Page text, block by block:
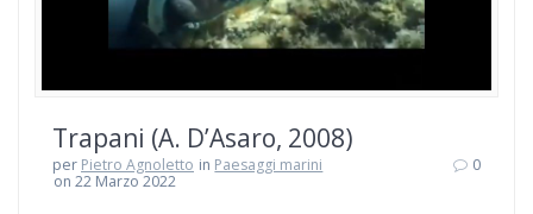
Trapani (A. D’Asaro, 2008)
per Pietro Agnoletto in Paesaggi marini
on 22 Marzo 2022
0